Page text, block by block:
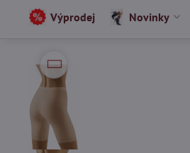
Výprodej Novinky